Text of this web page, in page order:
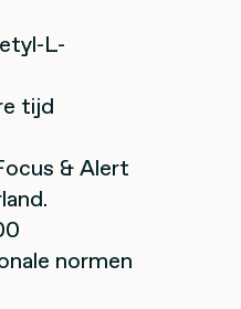
L-
tijd
& Alert
normen